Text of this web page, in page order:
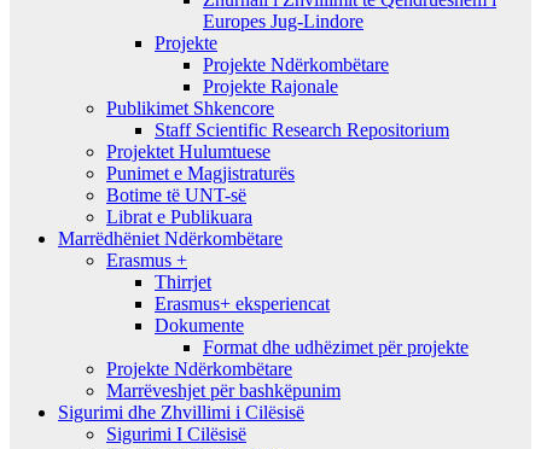
Europes Jug-Lindore
Projekte
Projekte Ndërkombëtare
Projekte Rajonale
Publikimet Shkencore
Staff Scientific Research Repositorium
Projektet Hulumtuese
Punimet e Magjistraturës
Botime të UNT-së
Librat e Publikuara
Marrëdhëniet Ndërkombëtare
Erasmus +
Thirrjet
Erasmus+ eksperiencat
Dokumente
Format dhe udhëzimet për projekte
Projekte Ndërkombëtare
Marrëveshjet për bashkëpunim
Sigurimi dhe Zhvillimi i Cilësisë
Sigurimi I Cilësisë